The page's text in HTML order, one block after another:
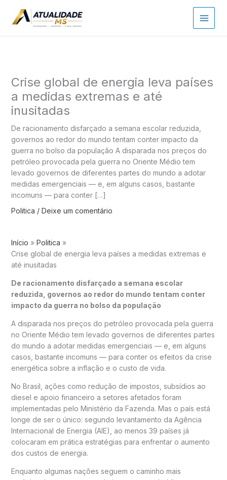
Crise global de energia leva países
a medidas extremas e até
inusitadas
De racionamento disfarçado a semana escolar reduzida,
governos ao redor do mundo tentam conter impacto da
guerra no bolso da população A disparada nos preços do
petróleo provocada pela guerra no Oriente Médio tem
levado governos de diferentes partes do mundo a adotar
medidas emergenciais — e, em alguns casos, bastante
incomuns — para conter […]
Politica / Deixe um comentário
Início
Politica
Crise global de energia leva países a medidas extremas e
até inusitadas
De racionamento disfarçado a semana escolar
reduzida, governos ao redor do mundo tentam conter
impacto da guerra no bolso da população
A disparada nos preços do petróleo provocada pela guerra
no Oriente Médio tem levado governos de diferentes partes
do mundo a adotar medidas emergenciais — e, em alguns
casos, bastante incomuns — para conter os efeitos da crise
energética sobre a inflação e o custo de vida.
No Brasil, ações como redução de impostos, subsídios ao
diesel e apoio financeiro a setores afetados foram
implementadas pelo Ministério da Fazenda. Mas o país está
longe de ser o único: segundo levantamento da Agência
Internacional de Energia (AIE), ao menos 39 países já
colocaram em prática estratégias para enfrentar o aumento
dos custos de energia.
Enquanto algumas nações seguem o caminho mais